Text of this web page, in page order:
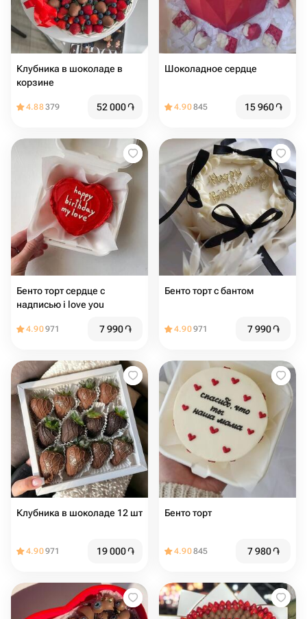
Клубника в шоколаде в
корзине
4.88379 52 000֏
Шоколадное сердце
4.90845 15 960֏
Бенто торт сердце с
надписью i love you
4.90971 7 990֏
Бенто торт с бантом
4.90971 7 990֏
Клубника в шоколаде 12 шт
4.90971 19 000֏
Бенто торт
4.90845 7 980֏